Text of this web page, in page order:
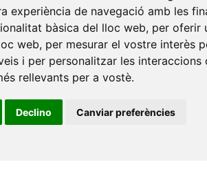
experiència de navegació amb les
bàsica del lloc web, per oferir
web, per mesurar el vostre interès
i per personalitzar les interaccions
rellevants per a vostè.
Declino Canviar preferències